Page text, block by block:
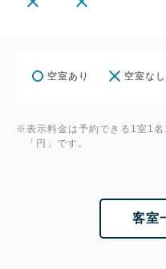
空室あり 空室なし
※表示料金は予約できる1室1
「円」です。
客室